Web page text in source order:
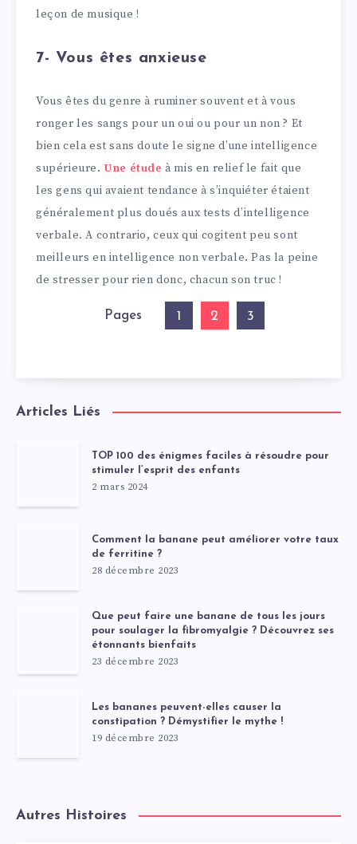
leçon de musique !
7- Vous êtes anxieuse
Vous êtes du genre à ruminer souvent et à vous
ronger les sangs pour un oui ou pour un non ? Et
bien cela est sans doute le signe d’une intelligence
supérieure. Une étude à mis en relief le fait que
les gens qui avaient tendance à s’inquiéter étaient
généralement plus doués aux tests d’intelligence
verbale. A contrario, ceux qui cogitent peu sont
meilleurs en intelligence non verbale. Pas la peine
de stresser pour rien donc, chacun son truc !
Pages 1 2 3
Articles Liés
TOP 100 des énigmes faciles à résoudre pour
stimuler l’esprit des enfants
2 mars 2024
Comment la banane peut améliorer votre taux
de ferritine ?
28 décembre 2023
Que peut faire une banane de tous les jours
pour soulager la fibromyalgie ? Découvrez ses
étonnants bienfaits
23 décembre 2023
Les bananes peuvent-elles causer la
constipation ? Démystifier le mythe !
19 décembre 2023
Autres Histoires